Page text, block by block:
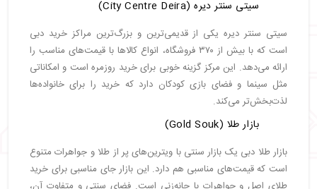
سیتی سنتر دیره (City Centre Deira)
سیتی سنتر دیره یکی از قدیمی‌ترین و بزرگ‌ترین مراکز خرید دبی
است که با بیش از ۳۷۰ فروشگاه، انواع کالاها با قیمت‌های مناسب را
ارائه می‌دهد. این مرکز گزینه خوبی برای خرید روزمره است و امکاناتی
مثل سینما و فضای بازی کودکان دارد که خرید را برای خانواده‌ها
لذت‌بخش‌تر می‌کند.
بازار طلا (Gold Souk)
بازار طلا دبی یک بازار سنتی با ویترین‌های پر از طلا و جواهرات متنوع
است که قیمت‌های مناسبی هم دارد. این بازار جای مناسبی برای خرید